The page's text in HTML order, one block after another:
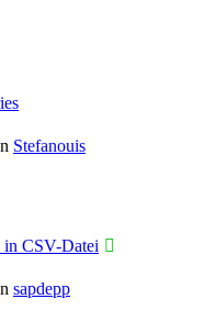
Stefanouis
CSV-Datei
sapdepp